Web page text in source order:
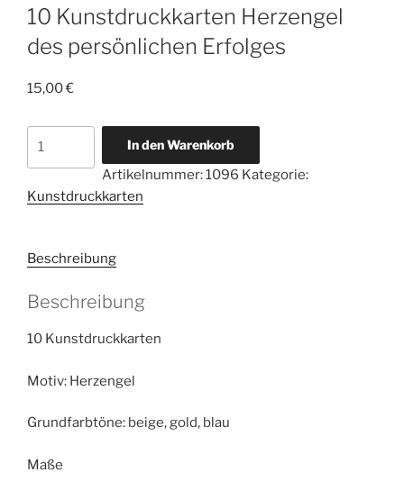
10 Kunstdruckkarten Herzengel
des persönlichen Erfolges
15,00€
des
Menge
In den Warenkorb
Artikelnummer:1096 Kategorie:
Kunstdruckkarten
Beschreibung
Beschreibung
10 Kunstdruckkarten
Motiv: Herzengel
Grundfarbtöne: beige, gold, blau
Maße